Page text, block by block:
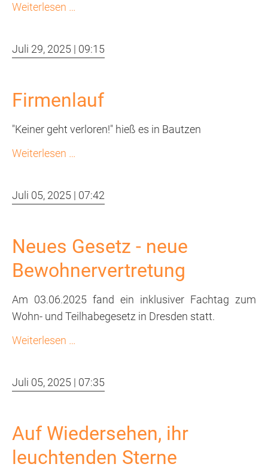
Weiterlesen …
3/2025
Juli 29, 2025 | 09:15
Firmenlauf
"Keiner geht verloren!" hieß es in Bautzen
Weiterlesen …
Juli 05, 2025 | 07:42
Neues Gesetz - neue
Bewohnervertretung
Am 03.06.2025 fand ein inklusiver Fachtag zum
Wohn- und Teilhabegesetz in Dresden statt.
Weiterlesen …
neue
Juli 05, 2025 | 07:35
Auf Wiedersehen, ihr
leuchtenden Sterne